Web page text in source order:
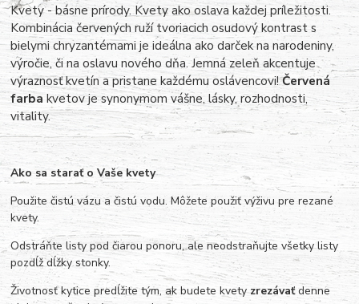
Kvety - básne prírody. Kvety ako oslava každej príležitosti.
Kombinácia červených ruží tvoriacich osudový kontrast s
bielymi chryzantémami je ideálna ako darček na narodeniny,
výročie, či na oslavu nového dňa.Jemná zeleň akcentuje
výraznosť kvetín a pristane každému oslávencovi!Červená
farba kvetov je synonymom vášne, lásky, rozhodnosti,
vitality.
Ako sa starať o Vaše kvety
Použite čistú vázu a čistú vodu. Môžete použiť výživu pre rezané
kvety.
Odstráňte listy pod čiarou ponoru, ale neodstraňujte všetky listy
pozdĺž dĺžky stonky.
Životnosť kytice predĺžite tým, ak budete kvetyzrezávaťdenne